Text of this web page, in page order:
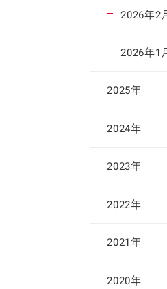
2026年2
2026年1
2025年
2025年12
2025年11
2025年10
2025年9月
2025年8月
2024年
2024年12
2024年11
2024年10
2024年9月
2023年
2023年12
2023年11
2023年10
2022年
2022年12
2022年11
2021年
2021年12
2020年